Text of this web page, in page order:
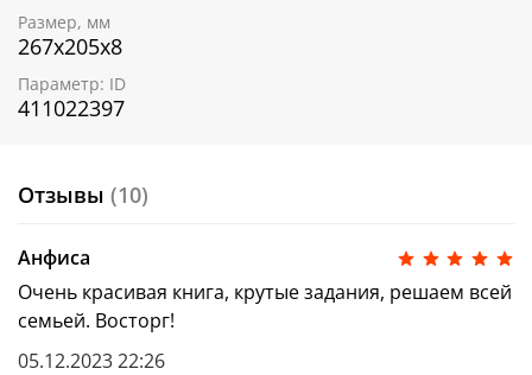
Размер, мм
267х205х8
Параметр: ID
411022397
Отзывы (10)
Анфиса
Очень красивая книга, крутые задания, решаем всей
семьей. Восторг!
05.12.2023 22:26